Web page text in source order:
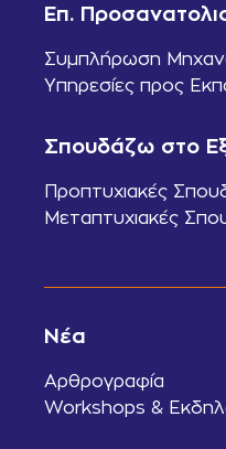
Επ.
Συμπλήρωση
Υπηρεσίες προς
Σπουδάζω στο
Προπτυχιακές
Μεταπτυχιακές
Νέα
Αρθρογραφία
Workshops &